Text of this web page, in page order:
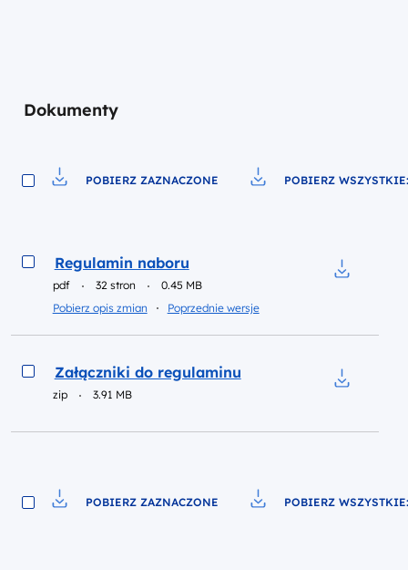
Dokumenty
POBIERZ ZAZNACZONE POBIERZ
Podgląd
Regulamin naboru
pdf 32 stron
0.45 MB
Inne dokumenty w kategorii
Pobierz opis zmian Poprzednie wersje
Podgląd
Załączniki do regulaminu
zip 3.91 MB
POBIERZ ZAZNACZONE POBIERZ